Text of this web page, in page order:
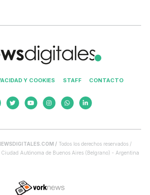
Y COOKIES STAFF CONTACTO
/ Todos los derechos reservados /
Autónoma de Buenos Aires (Belgrano) - Argentina